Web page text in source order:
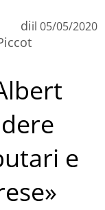
diil 05/05/2020
e